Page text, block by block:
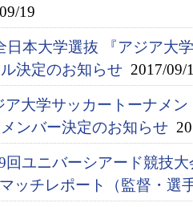
19
日本大学選抜 『アジア大
決定のお知らせ 2017/09/
ア大学サッカートーナメ
ンバー決定のお知らせ
回ユニバーシアード競技
マッチレポート（監督・選